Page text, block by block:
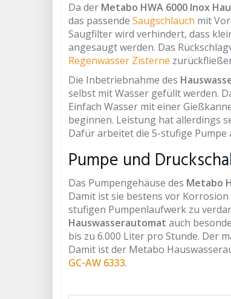
Da der Metabo HWA 6000 Inox
das passende Saugschlauch mit
Saugfilter wird verhindert, dass
angesaugt werden. Das
Regenwasser Zisterne
Die Inbetriebnahme des
selbst mit Wasser gefüllt werden.
Einfach Wasser mit einer
beginnen. Leistung hat allerdings
Dafür arbeitet die 5-stufige Pumpe
Pumpe und
Das Pumpengehäuse des Metabo
Damit ist sie bestens vor
stufigen Pumpenlaufwerk zu
Hauswasserautomat auch
bis zu 6.000 Liter pro Stunde. Der
Damit ist der Metabo
GC-AW 6333.